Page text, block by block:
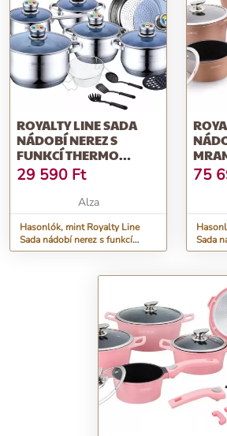
ROYALTY LINE SADA
NÁDOBÍ NEREZ S
FUNKCÍ THERMO
CONTROL 18 KS RL-
1801B
29 590 Ft
Alza
Hasonlók, mint Royalty Line
Sada nádobí nerez s funkcí
Thermo Control 18 ks RL-
75
Sada